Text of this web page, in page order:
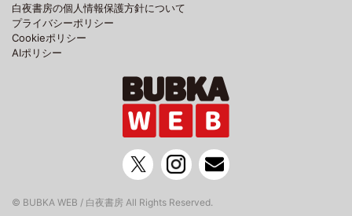
白夜書房の個人情報保護方針について
プライバシーポリシー
Cookieポリシー
AIポリシー
© BUBKA WEB / 白夜書房 All Rights Reserved.